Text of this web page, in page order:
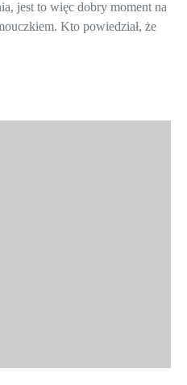
jest to więc dobry moment na
Kto powiedział, że